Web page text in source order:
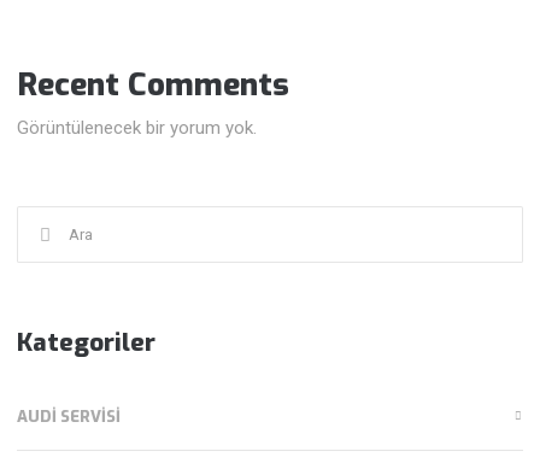
Recent Comments
Görüntülenecek bir yorum yok.
Kategoriler
AUDI SERVISI